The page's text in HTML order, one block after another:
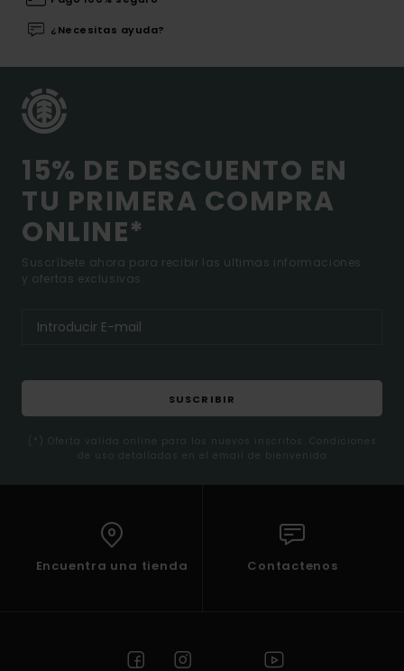
¿Necesitas ayuda?
15% DE DESCUENTO EN
TU PRIMERA COMPRA
ONLINE*
Suscríbete ahora para recibir las ultimas informaciones
y ofertas exclusivas.
SUSCRIBIR
(*) Oferta valida online para los nuevos inscritos. Condiciones
de uso detalladas en el email de bienvenida
Encuentra una tienda Contactenos